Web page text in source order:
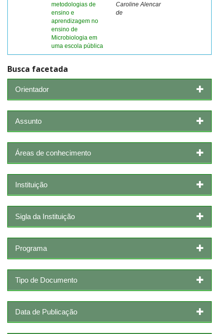
metodologias de
ensino e
aprendizagem no
ensino de
Microbiologia em
uma escola pública
Caroline Alencar
de
Busca facetada
Orientador
Assunto
Áreas de conhecimento
Instituição
Sigla da Instituição
Programa
Tipo de Documento
Data de Publicação